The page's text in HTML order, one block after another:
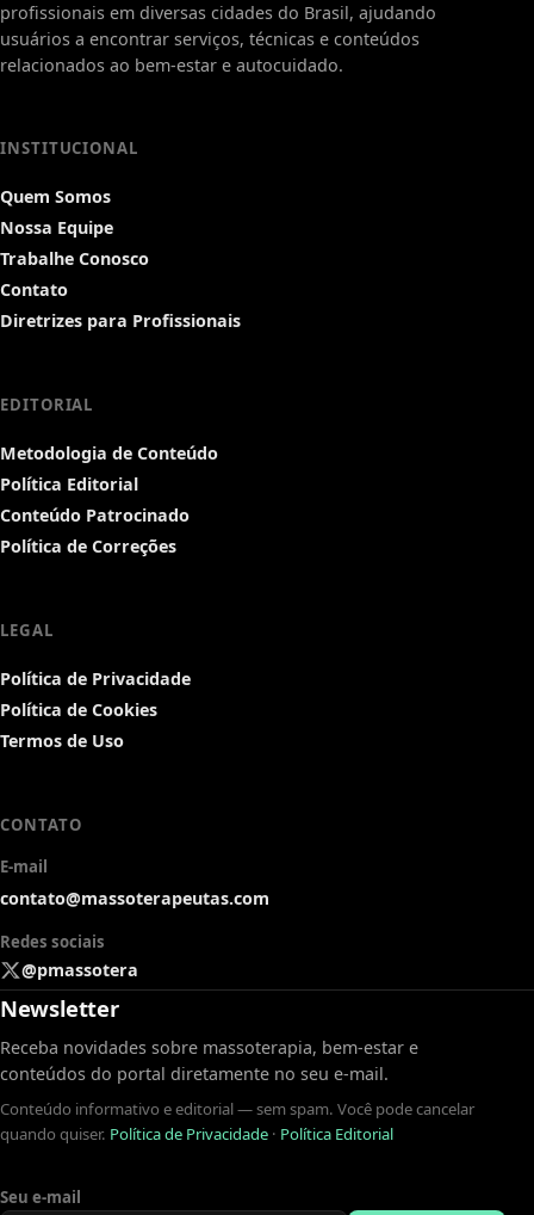
profissionais em diversas cidades do Brasil, ajudando
usuários a encontrar serviços, técnicas e conteúdos
relacionados ao bem-estar e autocuidado.
INSTITUCIONAL
Quem Somos
Nossa Equipe
Trabalhe Conosco
Contato
Diretrizes para Profissionais
EDITORIAL
Metodologia de Conteúdo
Política Editorial
Conteúdo Patrocinado
Política de Correções
LEGAL
Política de Privacidade
Política de Cookies
Termos de Uso
CONTATO
E-mail
contato@massoterapeutas.com
Redes sociais
@pmassotera
Newsletter
Receba novidades sobre massoterapia, bem-estar e
conteúdos do portal diretamente no seu e-mail.
Conteúdo informativo e editorial — sem spam. Você pode cancelar
quando quiser. Política de Privacidade · Política Editorial
Seu e-mail